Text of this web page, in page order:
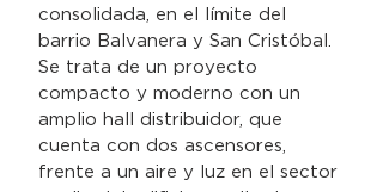
consolidada, en el límite del
barrio Balvanera y San Cristóbal.
Se trata de un proyecto
compacto y moderno con un
amplio hall distribuidor, que
cuenta con dos ascensores,
frente a un aire y luz en el sector